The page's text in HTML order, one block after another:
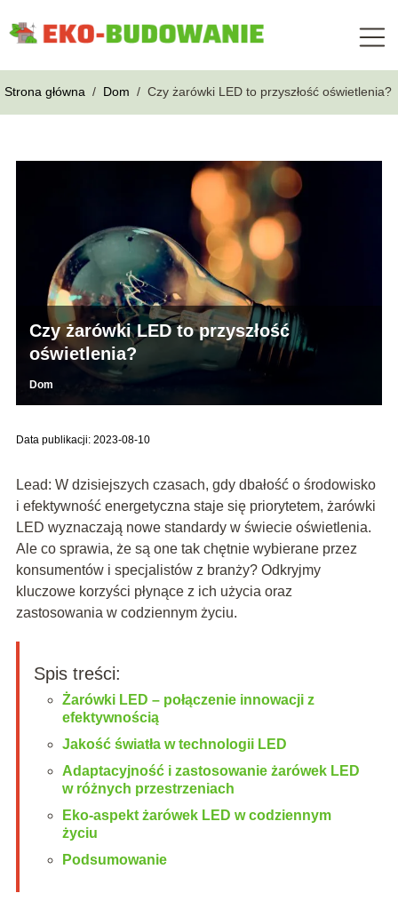
Strona główna / Dom / Czy żarówki LED to przyszłość oświetlenia?
Czy żarówki LED to przyszłość
oświetlenia?
Dom
Data publikacji: 2023-08-10
Lead: W dzisiejszych czasach, gdy dbałość o środowisko
i efektywność energetyczna staje się priorytetem, żarówki
LED wyznaczają nowe standardy w świecie oświetlenia.
Ale co sprawia, że są one tak chętnie wybierane przez
konsumentów i specjalistów z branży? Odkryjmy
kluczowe korzyści płynące z ich użycia oraz
zastosowania w codziennym życiu.
Spis treści:
Żarówki LED – połączenie innowacji z
efektywnością
Jakość światła w technologii LED
Adaptacyjność i zastosowanie żarówek LED
w różnych przestrzeniach
Eko-aspekt żarówek LED w codziennym
życiu
Podsumowanie